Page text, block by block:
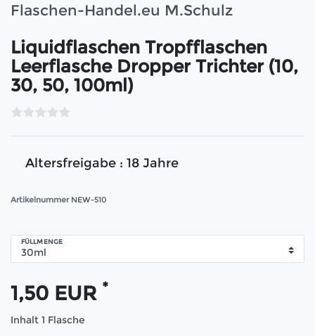
Flaschen-Handel.eu M.Schulz
Liquidflaschen Tropfflaschen
Leerflasche Dropper Trichter (10,
30, 50, 100ml)
Altersfreigabe : 18 Jahre
Artikelnummer NEW-510
FÜLLMENGE
1,50 EUR *
Inhalt 1 Flasche